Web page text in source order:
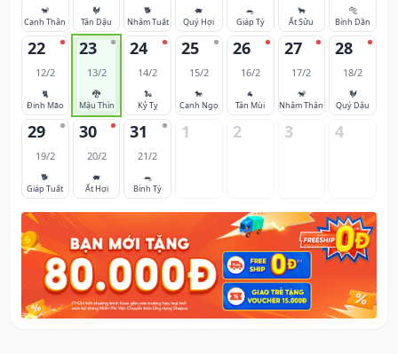
🐒
Canh Thân
🐓
Tân Dậu
🐕
Nhâm Tuất
🐖
Quý Hợi
🐀
Giáp Tý
🐂
Ất Sửu
🐅
Bính Dần
22
12/2
🐈
Đinh Mão
23
13/2
🐉
Mậu Thìn
24
14/2
🐍
Kỷ Tỵ
25
15/2
🐎
Canh Ngọ
26
16/2
🐐
Tân Mùi
27
17/2
🐒
Nhâm Thân
28
18/2
🐓
Quý Dậu
29
19/2
🐕
Giáp Tuất
30
20/2
🐖
Ất Hợi
31
21/2
🐀
Bính Tý
1 2 3 4